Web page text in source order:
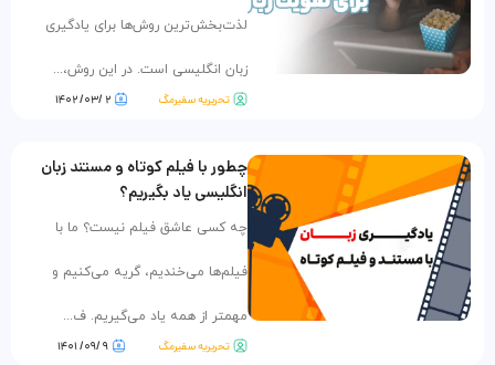
لذت‌بخش‌ترین روش‌ها برای یادگیری
زبان انگلیسی است. در این روش،...
تحریریه سفیرمگ ۲ /۰۳/ ۱۴۰۲
چطور با فیلم کوتاه و مستند زبان
انگلیسی یاد بگیریم؟
چه کسی عاشق فیلم نیست؟ ما با
فیلم‌ها می‌خندیم، گریه می‌کنیم و
مهمتر از همه یاد می‌گیریم. ف...
تحریریه سفیرمگ ۹ /۰۹/ ۱۴۰۱